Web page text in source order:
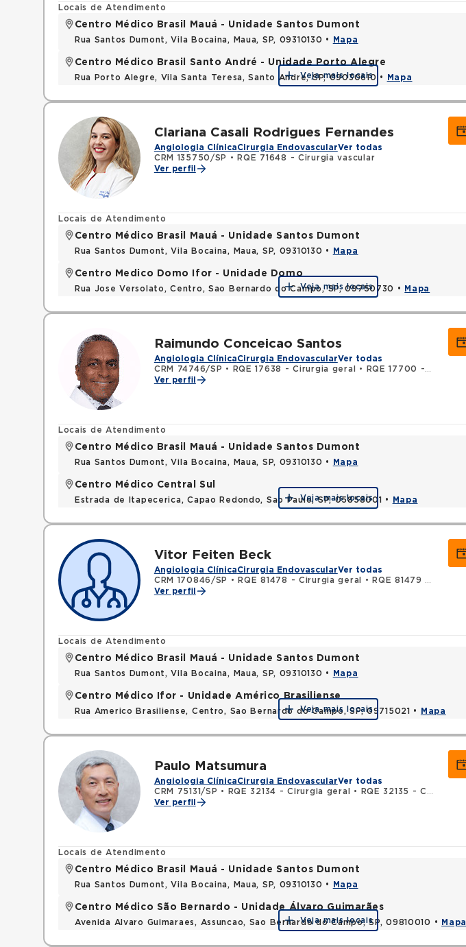
Locais de Atendimento
Centro Médico Brasil Mauá - Unidade Santos Dumont
Rua Santos Dumont, Vila Bocaina, Maua, SP, 09310130 • Mapa
Centro Médico Brasil Santo André - Unidade Porto Alegre
Rua Porto Alegre, Vila Santa Teresa, Santo Andre, SP, 09030610 • Mapa
Veja mais locais
Clariana Casali Rodrigues Fernandes
Angiologia ClínicaCirurgia EndovascularVer todas
CRM 135750/SP
•
RQE 71648 - Cirurgia vascular
Ver perfil
Locais de Atendimento
Centro Médico Brasil Mauá - Unidade Santos Dumont
Rua Santos Dumont, Vila Bocaina, Maua, SP, 09310130 • Mapa
Centro Medico Domo Ifor - Unidade Domo
Rua Jose Versolato, Centro, Sao Bernardo do Campo, SP, 09750730 • Mapa
Veja mais locais
Raimundo Conceicao Santos
Angiologia ClínicaCirurgia EndovascularVer todas
CRM 74746/SP • RQE 17638 - Cirurgia geral • RQE 17700 - Angiologia
Ver perfil
Locais de Atendimento
Centro Médico Brasil Mauá - Unidade Santos Dumont
Rua Santos Dumont, Vila Bocaina, Maua, SP, 09310130 • Mapa
Centro Médico Central Sul
Estrada de Itapecerica, Capao Redondo, Sao Paulo, SP, 05858001 • Mapa
Veja mais locais
Vitor Feiten Beck
Angiologia ClínicaCirurgia EndovascularVer todas
CRM 170846/SP
• RQE 81478 - Cirurgia geral •
RQE 81479 - Cirurgia vascular
Ver perfil
Locais de Atendimento
Centro Médico Brasil Mauá - Unidade Santos Dumont
Rua Santos Dumont, Vila Bocaina, Maua, SP, 09310130 • Mapa
Centro Médico Ifor - Unidade Américo Brasiliense
Rua Americo Brasiliense, Centro, Sao Bernardo do Campo, SP, 09715021 • Mapa
Veja mais locais
Paulo Matsumura
Angiologia ClínicaCirurgia EndovascularVer todas
CRM 75131/SP • RQE 32134 - Cirurgia geral •
RQE 32135 - Cirurgia vascular
Ver perfil
Locais de Atendimento
Centro Médico Brasil Mauá - Unidade Santos Dumont
Rua Santos Dumont, Vila Bocaina, Maua, SP, 09310130 • Mapa
Centro Médico São Bernardo - Unidade Álvaro Guimarães
Avenida Alvaro Guimaraes, Assuncao, Sao Bernardo do Campo, SP, 09810010 • Mapa
Veja mais locais